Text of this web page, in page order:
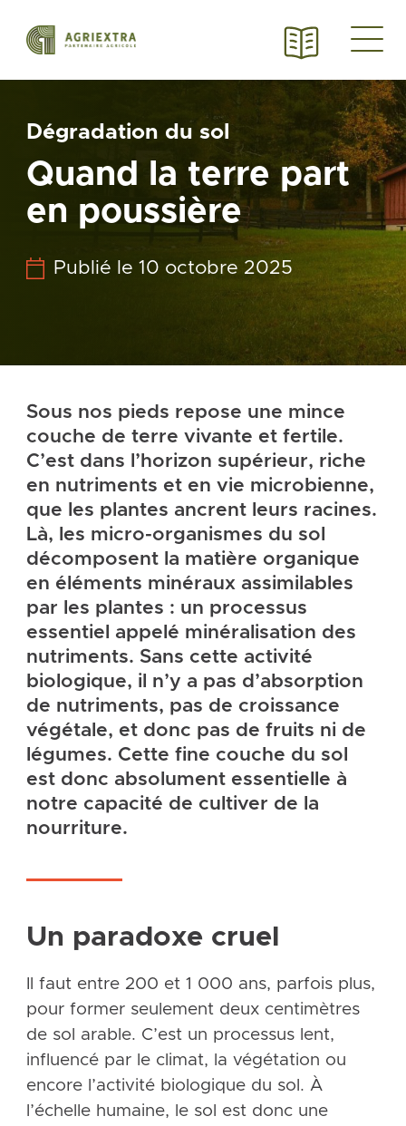
Dégradation du sol
Quand la terre part
en poussière
Publié le 10 octobre 2025
Sous nos pieds repose une mince
couche de terre vivante et fertile.
C’est dans l’horizon supérieur, riche
en nutriments et en vie microbienne,
que les plantes ancrent leurs racines.
Là, les micro-organismes du sol
décomposent la matière organique
en éléments minéraux assimilables
par les plantes : un processus
essentiel appelé minéralisation des
nutriments. Sans cette activité
biologique, il n’y a pas d’absorption
de nutriments, pas de croissance
végétale, et donc pas de fruits ni de
légumes. Cette fine couche du sol
est donc absolument essentielle à
notre capacité de cultiver de la
nourriture.
Un paradoxe cruel
Il faut entre 200 et 1 000 ans, parfois plus,
pour former seulement deux centimètres
de sol arable. C’est un processus lent,
influencé par le climat, la végétation ou
encore l’activité biologique du sol. À
l’échelle humaine, le sol est donc une